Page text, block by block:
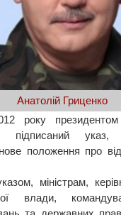
Анатолій Гриценко
року президентом
підписаний
положення про
міністрам,
влади,